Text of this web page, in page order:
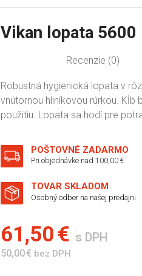
Vikan lopata 5600
Recenzie (0)
Robustná hygienická lopata v
vnútornou hliníkovou rúrkou. Kĺb
použitiu. Lopata sa hodí pre
POŠTOVNÉ ZADARMO
Pri objednávke nad 100,00 €
TOVAR SKLADOM
Osobný odber na našej predajni
61,50 € s DPH
50,00 € bez DPH